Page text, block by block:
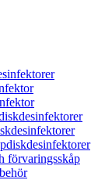
förvaringsskåp